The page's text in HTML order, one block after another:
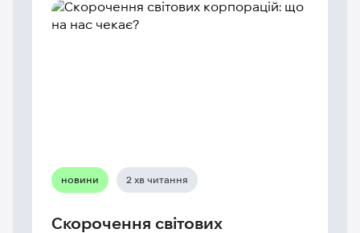
новини 2 хв читання
Скорочення світових